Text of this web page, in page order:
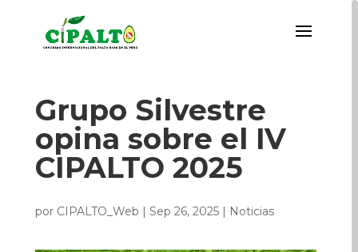
Grupo Silvestre
opina sobre el IV
CIPALTO 2025
por CIPALTO_Web | Sep 26, 2025 | Noticias